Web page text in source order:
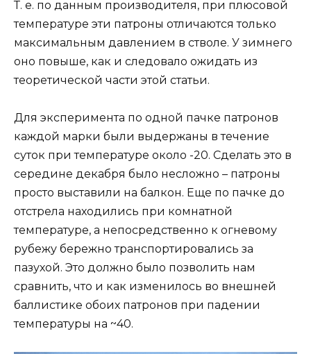
Т. е. по данным производителя, при плюсовой
температуре эти патроны отличаются только
максимальным давлением в стволе. У зимнего
оно повыше, как и следовало ожидать из
теоретической части этой статьи.
Для эксперимента по одной пачке патронов
каждой марки были выдержаны в течение
суток при температуре около -20. Сделать это в
середине декабря было несложно – патроны
просто выставили на балкон. Еще по пачке до
отстрела находились при комнатной
температуре, а непосредственно к огневому
рубежу бережно транспортировались за
пазухой. Это должно было позволить нам
сравнить, что и как изменилось во внешней
баллистике обоих патронов при падении
температуры на ~40.